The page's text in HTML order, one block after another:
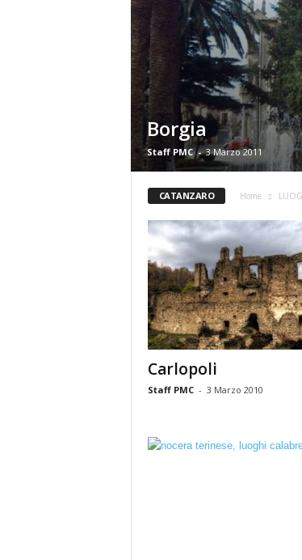
Borgia
Staff PMC - 3 Marzo 2011
CATANZARO Home
Carlopoli
Staff PMC - 3 Marzo 2010